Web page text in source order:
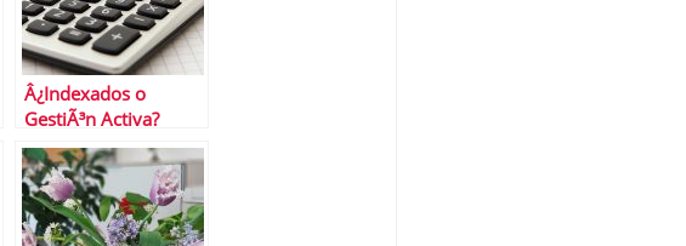
Â¿Indexados o
GestiÃ³n Activa?
CÃ³mo saber cuÃ¡ndo
te conviene mÃ¡s uno
u otro